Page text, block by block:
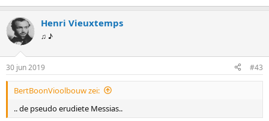
Henri Vieuxtemps
♫ ♪
30 jun 2019 #43
BertBoonVioolbouw zei:
.. de pseudo erudiete Messias..